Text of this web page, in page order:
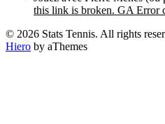
this link is broken. GA Error
© 2026 Stats Tennis. All rights
Hiero by aThemes